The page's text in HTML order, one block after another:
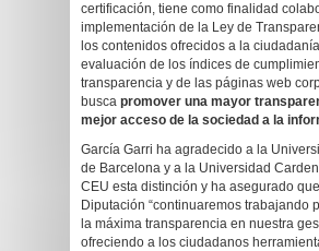
certificación, tiene como finalidad
implementación de la Ley de
los contenidos ofrecidos a la
evaluación de los índices de
transparencia y de las páginas web
busca promover una mayor
mejor acceso de la sociedad a la
García Garri ha agradecido a la
de Barcelona y a la Universidad
CEU esta distinción y ha asegurado
Diputación “continuaremos trabajando
la máxima transparencia en nuestra
ofreciendo a los ciudadanos